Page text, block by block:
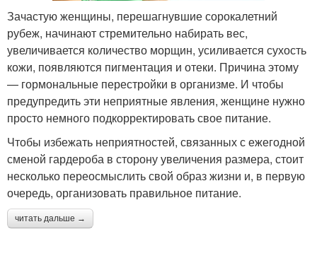
Зачастую женщины, перешагнувшие сорокалетний
рубеж, начинают стремительно набирать вес,
увеличивается количество морщин, усиливается сухость
кожи, появляются пигментация и отеки. Причина этому
— гормональные перестройки в организме. И чтобы
предупредить эти неприятные явления, женщине нужно
просто немного подкорректировать свое питание.
Чтобы избежать неприятностей, связанных с ежегодной
сменой гардероба в сторону увеличения размера, стоит
несколько переосмыслить свой образ жизни и, в первую
очередь, организовать правильное питание.
читать дальше →